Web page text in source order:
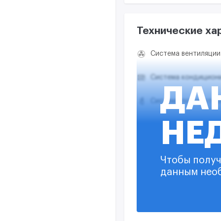
Технические
Чтобы
данным
Система вентиляции
Система
Система
Система
Система отопления
Система